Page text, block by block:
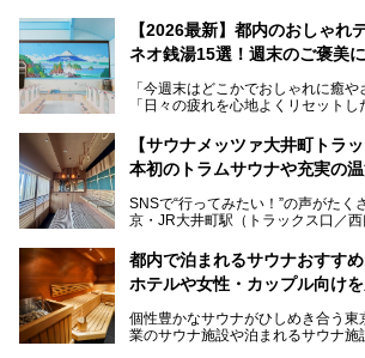
レトロでノスタルジックなタイル絵
を知る地元の人にも、新しく足を運
る、今の時代の"銭湯"として生まれ
ビアバーなど、新しく登場したスポ
す。充実した設備があるのに、基本
【2026最新】都内のおしゃれ
ネオ銭湯15選！週末のご褒美
「今週末はどこかでおしゃれに癒や
「日々の疲れを心地よくリセットし
となっている新しいスタイルの銭
最近、SNSやメディアで「デザイナ
本記事では、そもそもこれらがどん
いおしゃれな名店15選を、おすす
します。
【サウナメッツァ大井町トラ
本初のトラムサウナや充実の温
SNSで“行ってみたい！”の声がたく
京・JR大井町駅（トラックス口／西
ツァ大井町トラックス」がニューオ
ポ―トします。
都内で泊まれるサウナおすす
ホテルや女性・カップル向けを
個性豊かなサウナがひしめき合う
業のサウナ施設や泊まれるサウナ施